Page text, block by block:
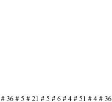
36 # 5 # 21 # 5 # 6 # 4 # 51 # 4 #